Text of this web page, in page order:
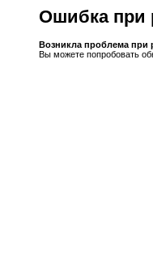
Ошибка при
Возникла проблема при
Вы можете попробовать